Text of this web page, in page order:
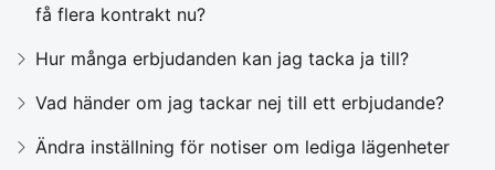
få flera kontrakt nu?
Hur många erbjudanden kan jag tacka ja till?
Vad händer om jag tackar nej till ett erbjudande?
Ändra inställning för notiser om lediga lägenheter